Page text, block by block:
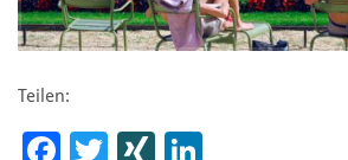
Teilen:
Facebook
Twitter
XING